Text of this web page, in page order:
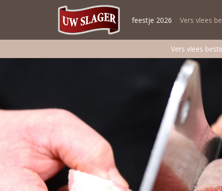
feestje 2026 Vers vlees
Vers vlees